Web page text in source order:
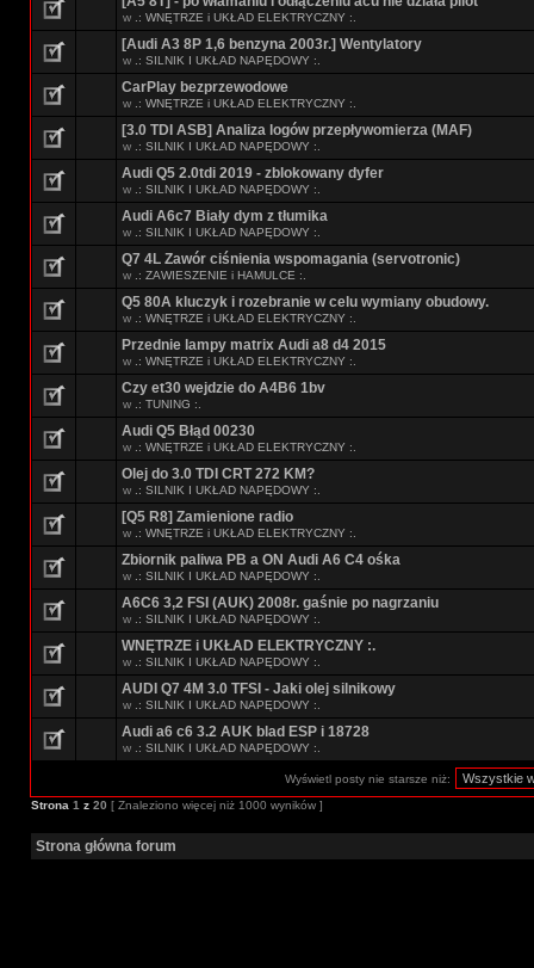
w .: WNĘTRZE i UKŁAD ELEKTRYCZNY :.
[Audi A3 8P 1,6 benzyna 2003r.] Wentylatory
w .: SILNIK I UKŁAD NAPĘDOWY :.
CarPlay bezprzewodowe
w .: WNĘTRZE i UKŁAD ELEKTRYCZNY :.
[3.0 TDI ASB] Analiza logów przepływomierza (MAF)
w .: SILNIK I UKŁAD NAPĘDOWY :.
Audi Q5 2.0tdi 2019 - zblokowany dyfer
w .: SILNIK I UKŁAD NAPĘDOWY :.
Audi A6c7 Biały dym z tłumika
w .: SILNIK I UKŁAD NAPĘDOWY :.
Q7 4L Zawór ciśnienia wspomagania (servotronic)
w .: ZAWIESZENIE i HAMULCE :.
Q5 80A kluczyk i rozebranie w celu wymiany obudowy.
w .: WNĘTRZE i UKŁAD ELEKTRYCZNY :.
Przednie lampy matrix Audi a8 d4 2015
w .: WNĘTRZE i UKŁAD ELEKTRYCZNY :.
Czy et30 wejdzie do A4B6 1bv
w .: TUNING :.
Audi Q5 Błąd 00230
w .: WNĘTRZE i UKŁAD ELEKTRYCZNY :.
Olej do 3.0 TDI CRT 272 KM?
w .: SILNIK I UKŁAD NAPĘDOWY :.
[Q5 R8] Zamienione radio
w .: WNĘTRZE i UKŁAD ELEKTRYCZNY :.
Zbiornik paliwa PB a ON Audi A6 C4 ośka
w .: SILNIK I UKŁAD NAPĘDOWY :.
A6C6 3,2 FSI (AUK) 2008r. gaśnie po nagrzaniu
w .: SILNIK I UKŁAD NAPĘDOWY :.
WNĘTRZE i UKŁAD ELEKTRYCZNY :.
w .: SILNIK I UKŁAD NAPĘDOWY :.
AUDI Q7 4M 3.0 TFSI - Jaki olej silnikowy
w .: SILNIK I UKŁAD NAPĘDOWY :.
Audi a6 c6 3.2 AUK blad ESP i 18728
w .: SILNIK I UKŁAD NAPĘDOWY :.
Wyświetl posty nie starsze niż:
Strona 1 z 20 [ Znaleziono więcej niż 1000 wyników ]
Strona główna forum